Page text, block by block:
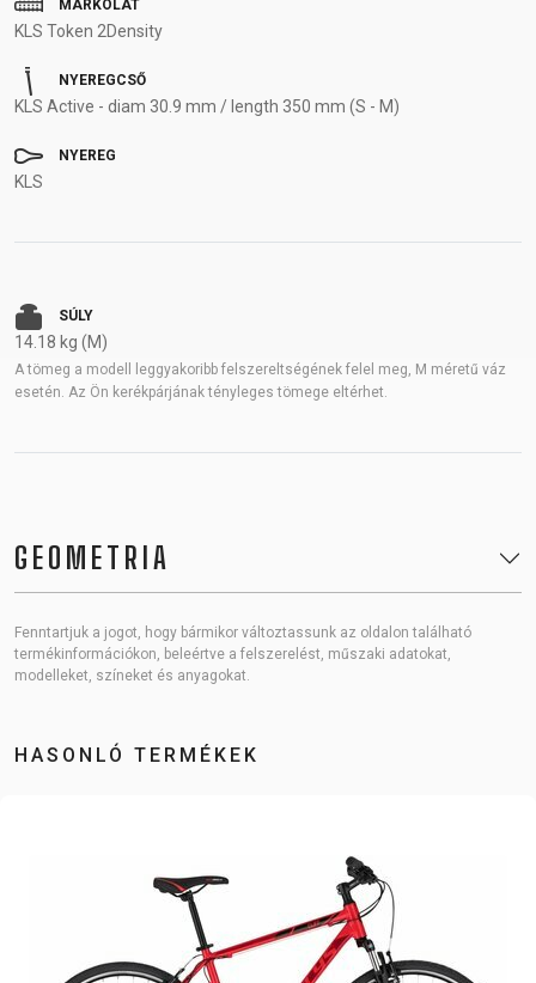
MARKOLAT
KLS Token 2Density
NYEREGCSŐ
KLS Active - diam 30.9 mm / length 350 mm (S - M)
NYEREG
KLS
SÚLY
14.18 kg (M)
A tömeg a modell leggyakoribb felszereltségének felel meg, M méretű váz
esetén. Az Ön kerékpárjának tényleges tömege eltérhet.
GEOMETRIA
Fenntartjuk a jogot, hogy bármikor változtassunk az oldalon található
termékinformációkon, beleértve a felszerelést, műszaki adatokat,
modelleket, színeket és anyagokat.
HASONLÓ TERMÉKEK